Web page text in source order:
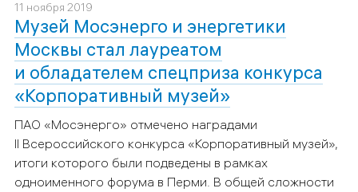
11 ноября 2019
Музей Мосэнерго и энергетики
Москвы стал лауреатом
и обладателем спецприза конкурса
«Корпоративный музей»
ПАО «Мосэнерго» отмечено наградами
II Всероссийского конкурса «Корпоративный музей»,
итоги которого были подведены в рамках
одноименного форума в Перми. В общей сложности